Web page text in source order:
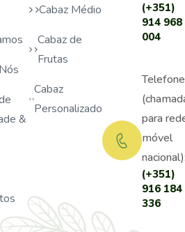
&
Cabaz Médio
Cabaz de
Frutas
Cabaz
Personalizado
(+351)
914 968
004
(+351)
916 184
336
Telefone
para
móvel